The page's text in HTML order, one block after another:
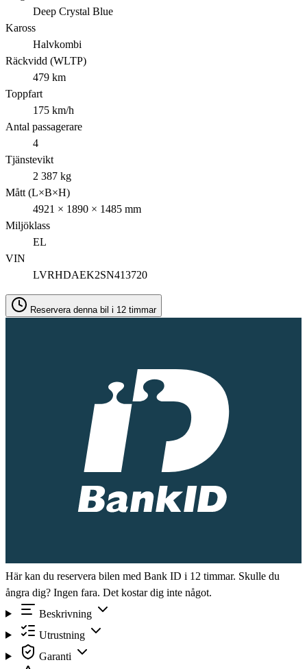
Deep Crystal Blue
Kaross
Halvkombi
Räckvidd (WLTP)
479 km
Toppfart
175 km/h
Antal passagerare
4
Tjänstevikt
2 387 kg
Mått (L×B×H)
4921 × 1890 × 1485 mm
Miljöklass
EL
VIN
LVRHDAEK2SN413720
Reservera denna bil i 12 timmar
Här kan du reservera bilen med Bank ID i 12 timmar. Skulle du
ångra dig? Ingen fara. Det kostar dig inte något.
Beskrivning
Utrustning
Garanti